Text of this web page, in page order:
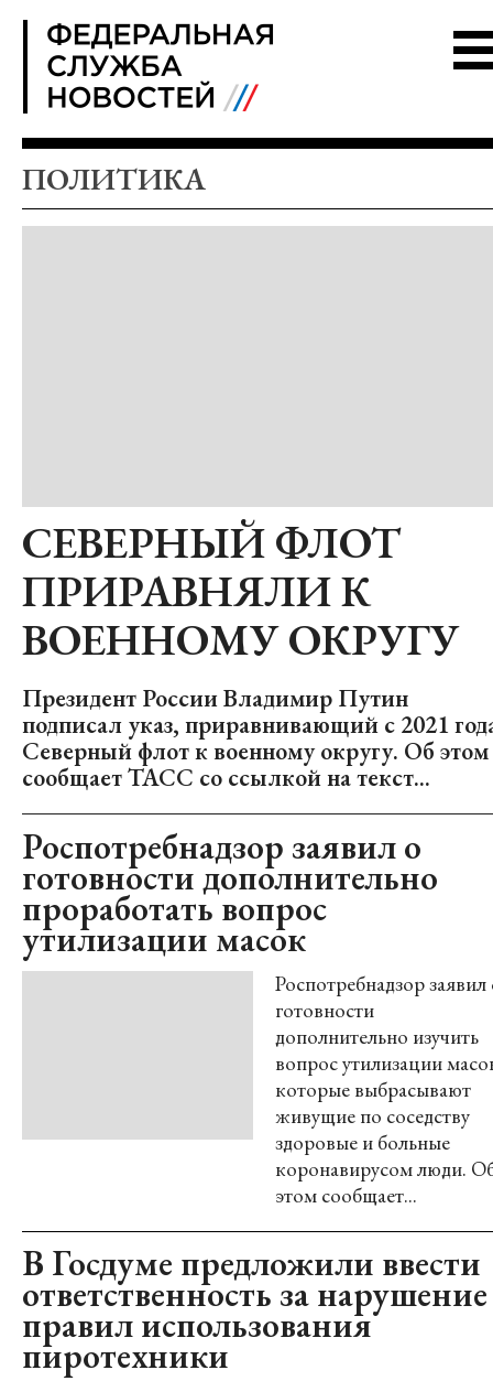
ПОЛИТИКА
СЕВЕРНЫЙ ФЛОТ
ПРИРАВНЯЛИ К
ВОЕННОМУ ОКРУГУ
Президент России Владимир Путин
подписал указ, приравнивающий с 2021
Северный флот к военному округу. Об этом
сообщает ТАСС со ссылкой на текст...
Роспотребнадзор заявил о
готовности дополнительно
проработать вопрос
утилизации масок
Роспотребнадзор заявил
готовности
дополнительно изучить
вопрос утилизации
которые выбрасывают
живущие по соседству
здоровые и больные
коронавирусом люди.
этом сообщает...
В Госдуме предложили ввести
ответственность за нарушение
правил использования
пиротехники